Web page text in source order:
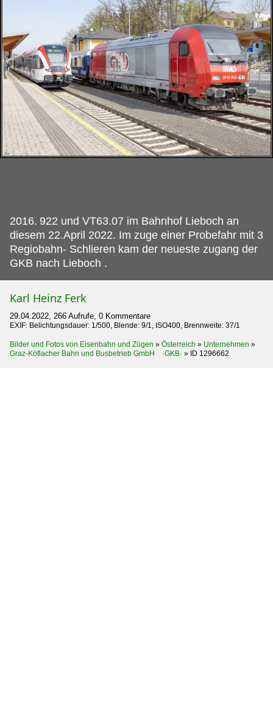
2016. 922 und VT63.07 im Bahnhof Lieboch an
diesem 22.April 2022. Im zuge einer Probefahr mit 3
Regiobahn- Schlieren kam der neueste zugang der
GKB nach Lieboch .
Karl Heinz Ferk
29.04.2022, 266 Aufrufe, 0 Kommentare
EXIF: Belichtungsdauer: 1/500, Blende: 9/1, ISO400, Brennweite: 37/1
Bilder und Fotos von Eisenbahn und Zügen » Österreich » Unternehmen »
Graz-Köflacher Bahn und Busbetrieb GmbH ·GKB· » ID 1296662